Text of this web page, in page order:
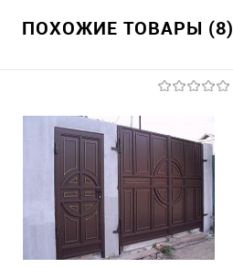
ПОХОЖИЕ ТОВАРЫ (8)